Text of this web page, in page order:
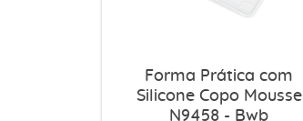
Forma Prática com
Silicone Copo Mousse
N9458 - Bwb